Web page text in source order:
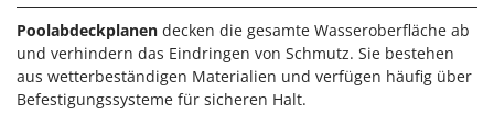
Poolabdeckplanen decken die gesamte Wasseroberfläche ab
und verhindern das Eindringen von Schmutz. Sie bestehen
aus wetterbeständigen Materialien und verfügen häufig über
Befestigungssysteme für sicheren Halt.